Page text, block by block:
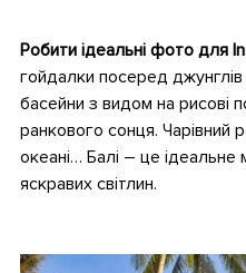
Робити ідеальні фото для
гойдалки посеред
басейни з видом на рисові
ранкового сонця. Чарівний
океані… Балі – це ідеальне
яскравих світлин.